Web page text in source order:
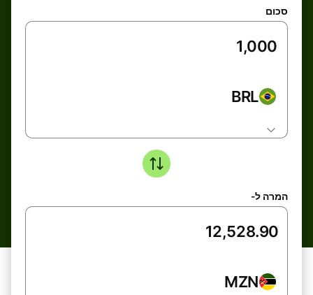
סכום
BRL
המרה ל-
MZN